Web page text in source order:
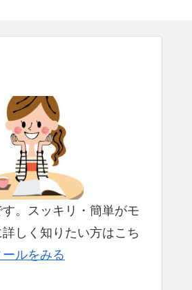
。スッキリ・簡単がモ
しく知りたい方はこち
ルをみる